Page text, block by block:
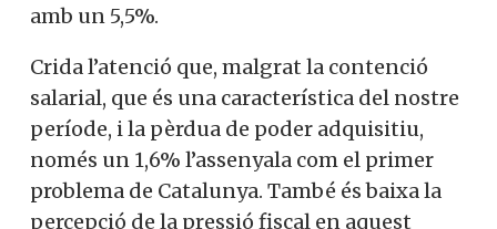
de les polítiques socials amb un 5,5%.
Crida l’atenció que, malgrat la contenció
salarial, que és una característica del
nostre període, i la pèrdua de poder
adquisitiu, només un 1,6% l’assenyala com
el primer problema de Catalunya. També
és baixa la percepció de la pressió fiscal en